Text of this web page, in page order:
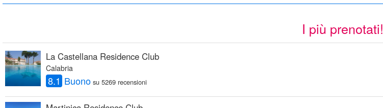
I più prenotati!
La Castellana Residence Club
Calabria
8.1 Buono su 5269 recensioni